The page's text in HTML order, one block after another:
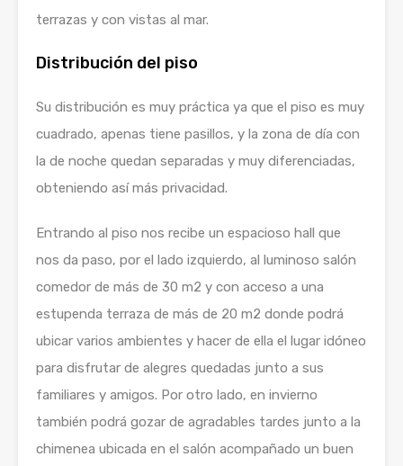
terrazas y con vistas al mar.
Distribución del piso
Su distribución es muy práctica ya que el piso es muy
cuadrado, apenas tiene pasillos, y la zona de día con
la de noche quedan separadas y muy diferenciadas,
obteniendo así más privacidad.
Entrando al piso nos recibe un espacioso hall que
nos da paso, por el lado izquierdo, al luminoso salón
comedor de más de 30 m2 y con acceso a una
estupenda terraza de más de 20 m2 donde podrá
ubicar varios ambientes y hacer de ella el lugar idóneo
para disfrutar de alegres quedadas junto a sus
familiares y amigos. Por otro lado, en invierno
también podrá gozar de agradables tardes junto a la
chimenea ubicada en el salón acompañado un buen